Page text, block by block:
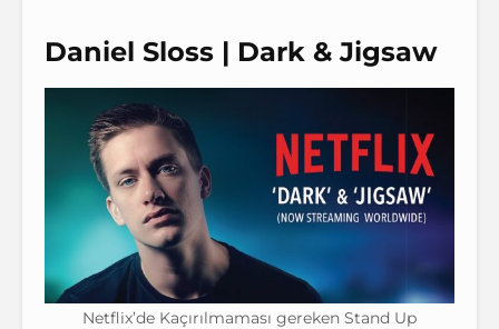
Daniel Sloss | Dark & Jigsaw
Netflix’de Kaçırılmaması gereken Stand Up